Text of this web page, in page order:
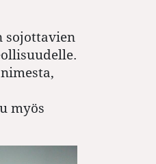
sojottavien
myös